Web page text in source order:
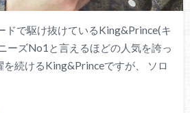
ドで駆け抜けているKing&Prince(キ
ーズNo1と言えるほどの人気を誇っ
続けるKing&Princeですが、 ソロ